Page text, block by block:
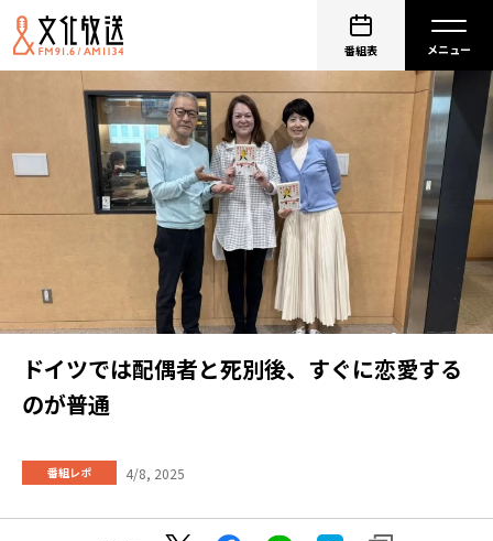
番組表
ドイツでは配偶者と死別後、すぐに恋愛する
のが普通
番組レポ 4/8, 2025